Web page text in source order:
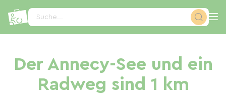
Suche...
Der Annecy-See und ein
Radweg sind 1 km
Cookie-Einstellungen